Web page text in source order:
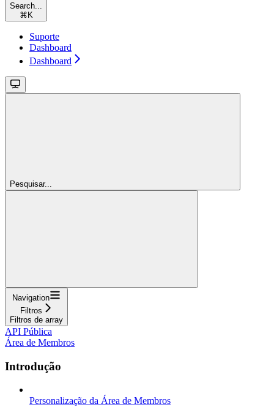
Search...
⌘ K
Suporte
Dashboard
Dashboard
Pesquisar...
Navigation
Filtros
Filtros de array
API Pública
Área de Membros
Introdução
Personalização da Área de Membros